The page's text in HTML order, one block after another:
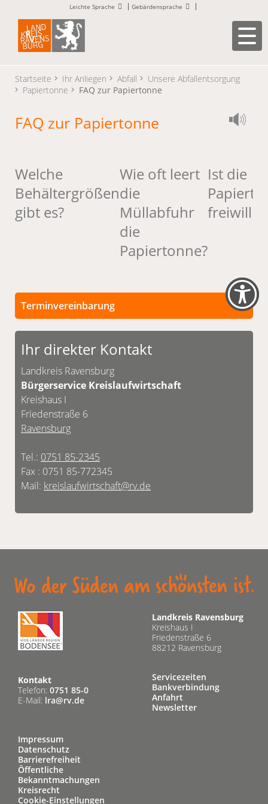
Leichte Sprache Gebärdensprache
Startseite Ihr Anliegen Abfall
Unsere Abfallentsorgung
Papiertonne
FAQ zur Papiertonne
FAQ zur Papiertonne
Welche
Behältergrößen
gibt es?
Wie oft leert
die
Müllabfuhr
die
Papiertonne?
Ist die
Terminvereinbarung
Ihr direkter Kontakt
Landkreis Ravensburg
Bürgerservice Kreislaufwirtschaft
Kreishaus I
Friedenstraße 6
Ravensburg
Tel.: 0751 85-2345
Fax : 0751 85-772345
Mail: kreislaufwirtschaft@rv.de
Landkreis Ravensburg
Kreishaus I
Friedenstraße 6
88212 Ravensburg
Kontakt
Telefon: 0751 85-0
E-Mail: lra@rv.de
Servicezeiten
Bankverbindung
Anfahrt
Newsletter
Impressum
Datenschutz
Barrierefreiheit
Öffentliche
Bekanntmachungen
Kreisrecht
Cookie-Einstellungen